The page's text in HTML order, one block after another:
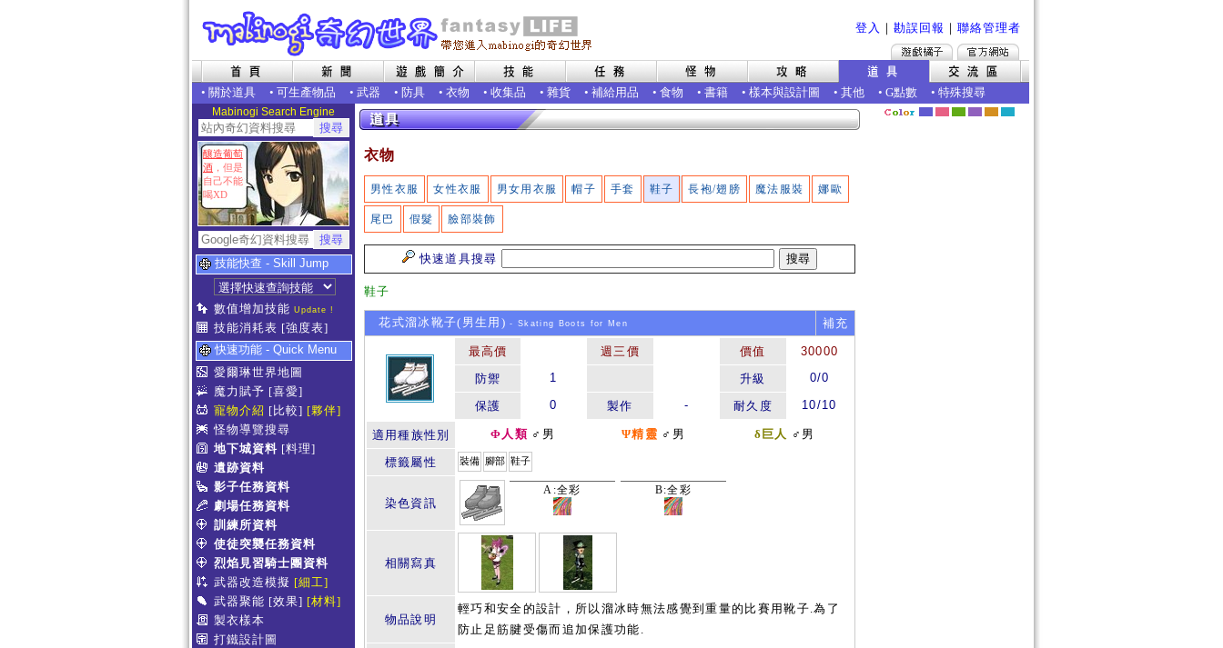
登入 ｜ 勘誤回報 ｜ 聯絡管理者
• 關於道具 • 可生產物品 • 武器 • 防具 • 衣物 • 收集品 • 雜貨 • 補給用品 • 食物 • 書籍 • 樣本與設計圖 • 其他 • G點數 • 特殊搜尋
Mabinogi Search Engine
釀造葡萄
酒 ，但是
自己不能
喝XD
技能快查 - Skill Jump
數值增加技能 Update !
技能消耗表 [強度表]
快速功能 - Quick Menu
愛爾琳世界地圖
魔力賦予 [喜愛]
寵物介紹 [比較] [夥伴]
怪物導覽搜尋
地下城資料 [料理]
遺跡資料
影子任務資料
劇場任務資料
訓練所資料
使徒突襲任務資料
烈焰見習騎士團資料
武器改造模擬 [細工]
武器聚能 [效果] [材料]
製衣樣本
打鐵設計圖
衣物
男性衣服 女性衣服 男女用衣服 帽子 手套 鞋子 長袍/翅膀 魔法服裝 娜歐
尾巴 假髮 臉部裝飾
快速道具搜尋
鞋子
花式溜冰靴子(男生用) - Skating Boots for Men 補充
最高價 週三價 價值
30000
防禦
1 升級 0/0
保護 0 製作 - 耐久度 10/10
適用種族性別 Φ人類 ♂男 Ψ精靈 ♂男 δ巨人 ♂男
標籤屬性 裝備 腳部 鞋子
染色資訊
A:全彩 B:全彩
相關寫真
物品說明
輕巧和安全的設計，所以溜冰時無法感覺到重量的比賽用靴子.為了
防止足筋腱受傷而追加保護功能.